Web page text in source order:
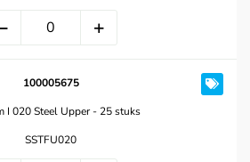
100005675
I 020 Steel Upper - 25 stuks
SSTFU020